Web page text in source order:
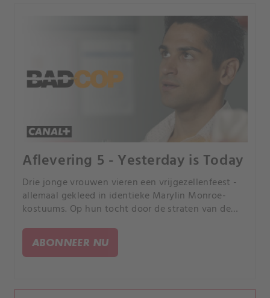
Aflevering 5 - Yesterday is Today
Drie jonge vrouwen vieren een vrijgezellenfeest -
allemaal gekleed in identieke Marylin Monroe-
kostuums. Op hun tocht door de straten van de
lichten op.
ABONNEER NU